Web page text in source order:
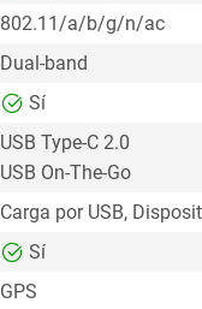
802.11/a/b/g/n/ac
Dual-band
Sí
USB Type-C 2.0
USB On-The-Go
Carga por USB,
Sí
GPS